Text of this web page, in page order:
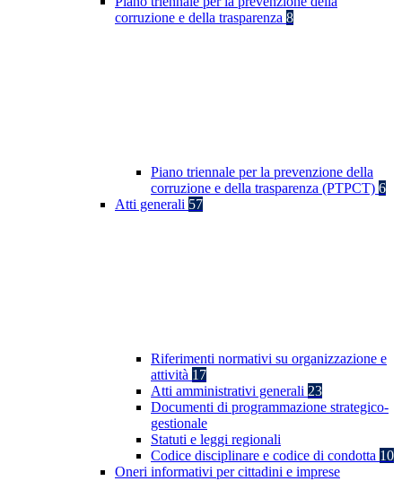
corruzione e della trasparenza 8
Piano triennale per la prevenzione della
corruzione e della trasparenza (PTPCT) 6
Atti generali 57
Riferimenti normativi su organizzazione e
attività 17
Atti amministrativi generali 23
Documenti di programmazione strategico-
gestionale
Statuti e leggi regionali
Codice disciplinare e codice di condotta 10
Oneri informativi per cittadini e imprese